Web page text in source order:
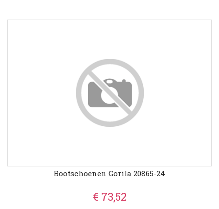
Bootschoenen Gorila 20865-24
€ 73,52